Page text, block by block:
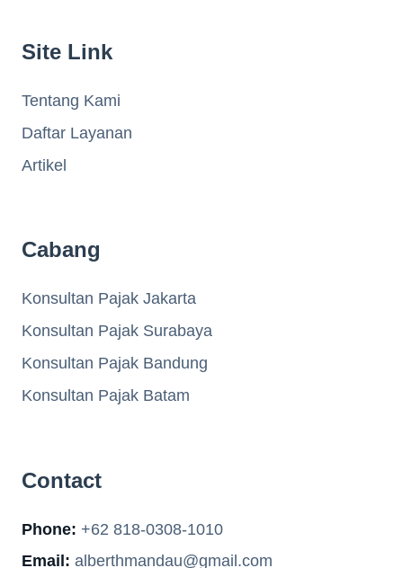
Site Link
Tentang Kami
Daftar Layanan
Artikel
Cabang
Konsultan Pajak Jakarta
Konsultan Pajak Surabaya
Konsultan Pajak Bandung
Konsultan Pajak Batam
Contact
Phone: +62 818-0308-1010
Email: alberthmandau@gmail.com